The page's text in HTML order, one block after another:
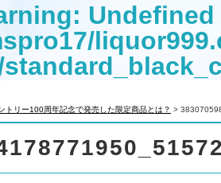
:
to read
トリー100周年記念で発売した限定商品とは？ >